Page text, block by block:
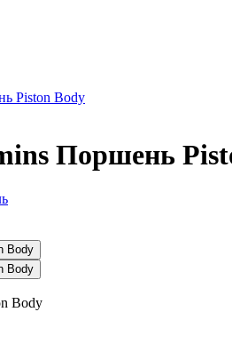
Piston Body
Поршень
Body